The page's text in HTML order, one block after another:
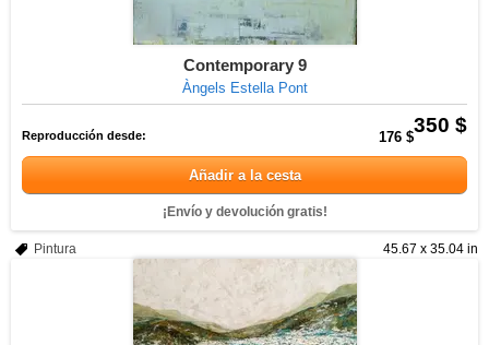
Contemporary 9
Àngels Estella Pont
350 $
Reproducción desde: 176 $
Añadir a la cesta
¡Envío y devolución gratis!
45.67 x 35.04 in
Pintura